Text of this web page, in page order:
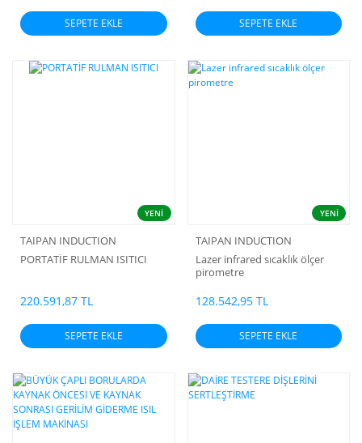
SEPETE EKLE SEPETE EKLE
YENİ
TAIPAN INDUCTION
PORTATİF RULMAN ISITICI
220.591,87 TL
SEPETE EKLE
YENİ
TAIPAN INDUCTION
Lazer infrared sıcaklık ölçer
pirometre
128.542,95 TL
SEPETE EKLE